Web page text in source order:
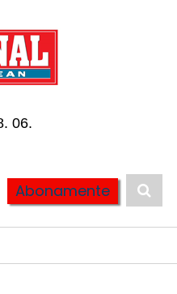
06.
Abonamente